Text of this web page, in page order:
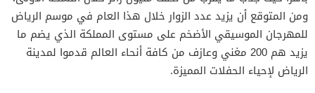
ومن المتوقع أن يزيد عدد الزوار خلال هذا العام في موسم الرياض
للمهرجان الموسيقي الأضخم على مستوى المملكة الذي يضم ما
يزيد هم 200 مغني وعازف من كافة أنحاء العالم قدموا لمدينة
الرياض لإحياء الحفلات المميزة.